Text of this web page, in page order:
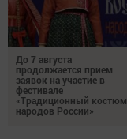
До 7 августа
продолжается прием
заявок на участие в
фестивале
«Традиционный костюм
народов России»